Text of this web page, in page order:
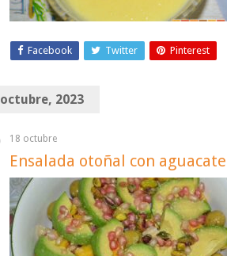
Facebook Twitter Pinterest
octubre, 2023
18 octubre
Ensalada otoñal con